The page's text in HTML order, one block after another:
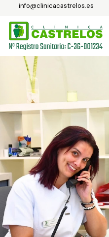
info@clinicacastrelos.es